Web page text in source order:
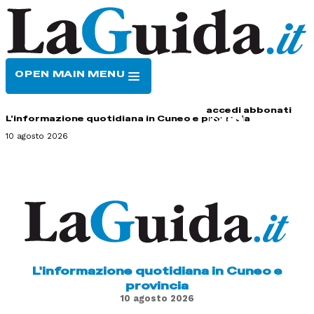
OPEN MAIN MENU
accedi abbonati
L'informazione quotidiana in Cuneo e provincia
10 agosto 2026
L'informazione quotidiana in Cuneo e
provincia
10 agosto 2026